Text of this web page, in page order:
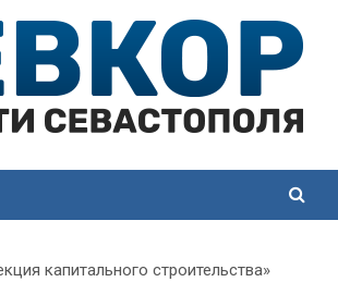
капитального строительства»